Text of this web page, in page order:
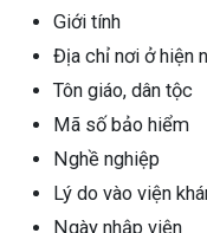
Giới tính
Địa chỉ nơi ở hiện
Tôn giáo, dân tộc
Mã số bảo hiểm
Nghề nghiệp
Lý do vào viện
Ngày nhập viện